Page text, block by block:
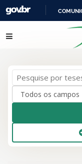
Pular para o conteúdo